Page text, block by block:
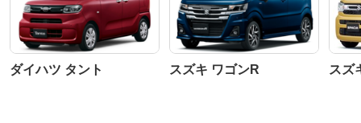
ダイハツ タント スズキ ワゴンR スズ